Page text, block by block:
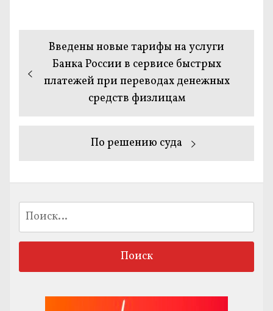
Навигация
записям
Предыдущая
запись:
Введены новые тарифы на услуги
Банка России в сервисе быстрых
платежей при переводах денежных
средств физлицам
Следующая
По решению суда
Найти: